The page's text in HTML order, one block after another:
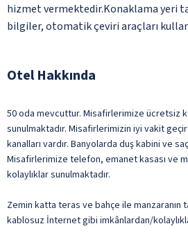
hizmet vermektedir.Konaklama yeri
bilgiler, otomatik çeviri araçları
Otel Hakkında
50 oda mevcuttur. Misafirlerimize ücretsiz
sunulmaktadır. Misafirlerimizin iyi vakit
kanalları vardır. Banyolarda duş kabini ve
Misafirlerimize telefon, emanet kasası ve
kolaylıklar sunulmaktadır.
Zemin katta teras ve bahçe ile manzaranın
kablosuz İnternet gibi imkânlardan/